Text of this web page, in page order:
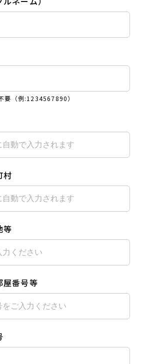
よくあるご質問
りません
ビス等詳しく見る
ップ
店舗を探す
要（例:1234567890）
村
等
屋番号等